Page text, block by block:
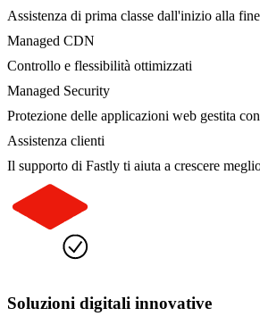
Assistenza di prima classe dall'inizio alla fine
Managed CDN
Controllo e flessibilità ottimizzati
Managed Security
Protezione delle applicazioni web gestita
Assistenza clienti
Il supporto di Fastly ti aiuta a crescere
Soluzioni digitali innovative